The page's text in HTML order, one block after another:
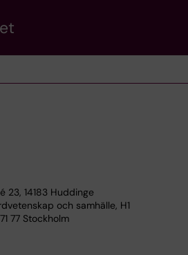
23, 14183 Huddinge
och samhälle, H1
77 Stockholm